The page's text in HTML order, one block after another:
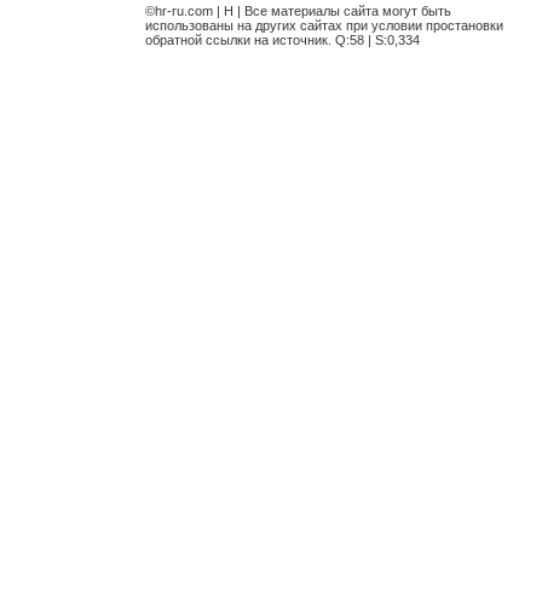
©hr-ru.com | H | Все материалы сайта могут быть
использованы на других сайтах при условии простановки
обратной ссылки на источник. Q:58 | S:0,334